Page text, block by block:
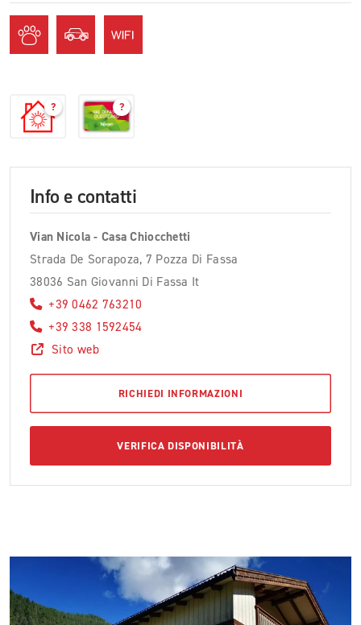
? ?
Info e contatti
Vian Nicola - Casa Chiocchetti
Strada De Sorapoza, 7 Pozza Di Fassa
38036 San Giovanni Di Fassa It
+39 0462 763210
+39 338 1592454
Sito web
RICHIEDI INFORMAZIONI
VERIFICA DISPONIBILITÀ